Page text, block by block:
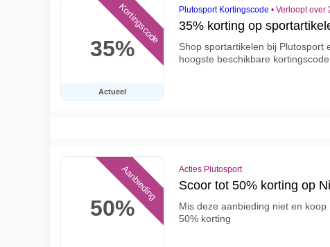
35%
Actueel
Kortingscode Plutosport Kortingscode • Verloopt over
35% korting op
Shop sportartikelen bij Plutosport
hoogste beschikbare
50%
Aanbieding Acties Plutosport
Scoor tot 50% korting op
Mis deze aanbieding niet en
50% korting